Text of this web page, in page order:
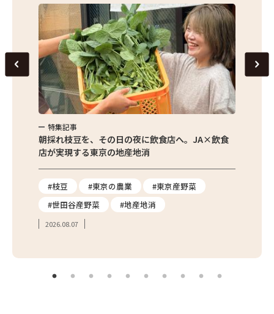
特集記事
朝採れ枝豆を、その日の夜に飲食店へ。JA×飲食
店が実現する東京の地産地消
#枝豆 #東京の農業
#東京産野菜
#世田谷産野菜
#地産地消
2026.08.07